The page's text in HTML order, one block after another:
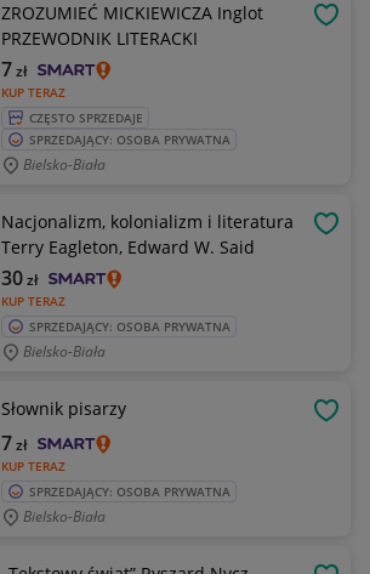
ZROZUMIEĆ MICKIEWICZA Inglot
PRZEWODNIK LITERACKI
KUP TERAZ
7zł
CZĘSTO SPRZEDAJE
SPRZEDAJĄCY: OSOBA PRYWATNA
Bielsko-Biała
Nacjonalizm, kolonializm i literatura
Terry Eagleton, Edward W. Said
KUP TERAZ
30zł
SPRZEDAJĄCY: OSOBA PRYWATNA
Bielsko-Biała
Słownik pisarzy
KUP TERAZ
7zł
SPRZEDAJĄCY: OSOBA PRYWATNA
Bielsko-Biała